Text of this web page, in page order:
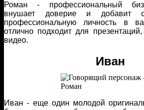
Роман - профессиональный
внушает доверие и добавит
профессиональную личность в
отлично подходит для
видео.
Иван
Иван - еще один молодой